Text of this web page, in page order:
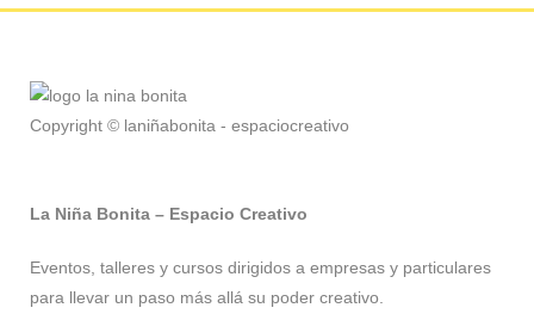
Copyright © laniñabonita - espaciocreativo
La Niña Bonita – Espacio Creativo
Eventos, talleres y cursos dirigidos a empresas y particulares
para llevar un paso más allá su poder creativo.